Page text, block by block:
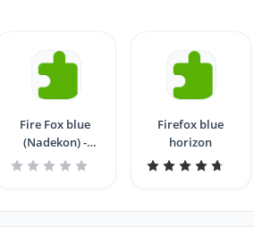
Fire Fox blue
(Nadekon) -
Toucan Edition
Firefox blue
horizon